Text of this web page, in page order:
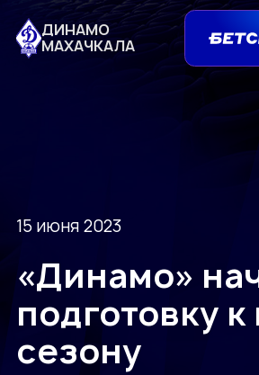
ДИНАМО
МАХАЧКАЛА
15 июня 2023
«Динамо»
подготовку
сезону